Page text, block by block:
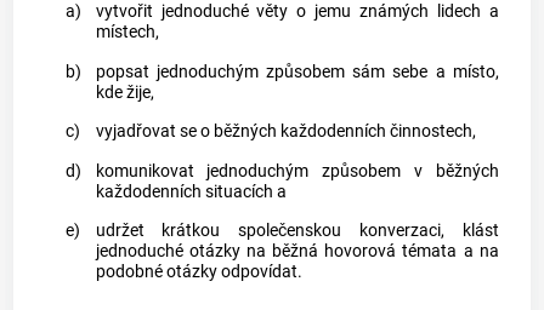
a)
vytvořit jednoduché věty o jemu známých lidech a
místech,
b)
popsat jednoduchým způsobem sám sebe a místo,
kde žije,
c)
vyjadřovat se o běžných každodenních činnostech,
d)
komunikovat jednoduchým způsobem v běžných
každodenních situacích a
e)
udržet krátkou společenskou konverzaci, klást
jednoduché otázky na běžná hovorová témata a na
podobné otázky odpovídat.